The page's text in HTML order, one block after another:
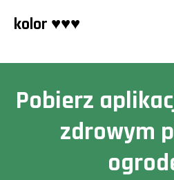
kolor ♥️♥️♥️
Pobierz
zdrowym